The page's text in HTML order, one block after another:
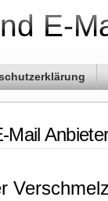
E-
Mail